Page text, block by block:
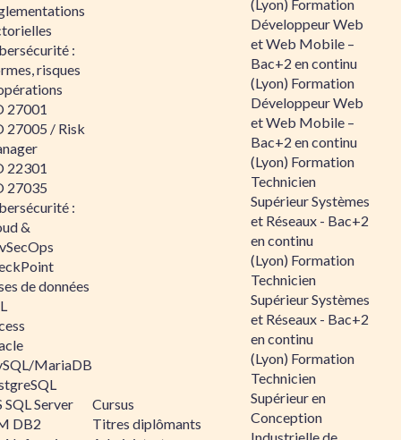
:
risques
27001
27005 / Risk
22301
27035
:
&
de données
MariaDB
SQL Server
DB2
Cursus
Titres diplômants
(Lyon) Formation
Développeur Web
et Web Mobile –
Bac+2 en continu
(Lyon) Formation
Développeur Web
et Web Mobile –
Bac+2 en continu
(Lyon) Formation
Technicien
Supérieur Systèmes
et Réseaux - Bac+2
en continu
(Lyon) Formation
Technicien
Supérieur Systèmes
et Réseaux - Bac+2
en continu
(Lyon) Formation
Technicien
Supérieur en
Conception